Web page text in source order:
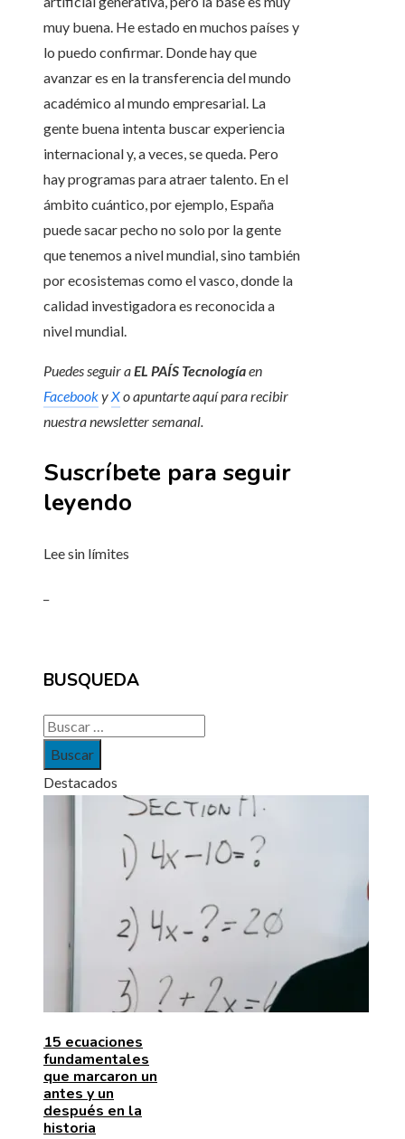
muy buena. He estado en muchos países y
lo puedo confirmar. Donde hay que
avanzar es en la transferencia del mundo
académico al mundo empresarial. La
gente buena intenta buscar experiencia
internacional y, a veces, se queda. Pero
hay programas para atraer talento. En el
ámbito cuántico, por ejemplo, España
puede sacar pecho no solo por la gente
que tenemos a nivel mundial, sino también
por ecosistemas como el vasco, donde la
calidad investigadora es reconocida a
nivel mundial.
Puedes seguir aEL PAÍS Tecnologíaen
FacebookyXo apuntarte aquí para recibir
nuestranewsletter semanal.
Suscríbete para seguir
leyendo
Lee sin límites
BUSQUEDA
Buscar:
Destacados
15 ecuaciones
fundamentales
que marcaron un
antes y un
después en la
historia